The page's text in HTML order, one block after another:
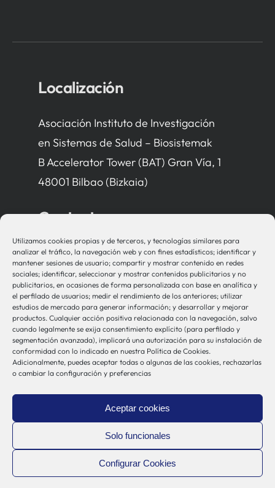
Utilizamos cookies propias y de terceros, y tecnologías similares para
analizar el tráfico, la navegación web y con fines estadísticos; identificar y
mantener sesiones de usuario; compartir y mostrar contenido en redes
sociales; identificar, seleccionar y mostrar contenidos publicitarios y no
publicitarios, en ocasiones de forma personalizada con base en analítica y
el perfilado de usuarios; medir el rendimiento de los anteriores; utilizar
estudios de mercado para generar información; y desarrollar y mejorar
productos. Cualquier acción positiva relacionada con la navegación, salvo
cuando legalmente se exija consentimiento explícito (para perfilado y
segmentación avanzada), implicará una autorización para su instalación de
conformidad con lo indicado en nuestra Política de Cookies.
Adicionalmente, puedes aceptar todas o algunas de las cookies, rechazarlas
o cambiar la configuración y preferencias
Aceptar cookies
Solo funcionales
Configurar Cookies
Localización
Asociación Instituto de Investigación
en Sistemas de Salud – Biosistemak
B Accelerator Tower (BAT) Gran Vía, 1
48001 Bilbao (Bizkaia)
Contacto
bio-sistemak@bio-sistemak.eus
944 00 77 90
Otros Enlaces
Osakidetza
Política de Privacidad
Política de Cookies